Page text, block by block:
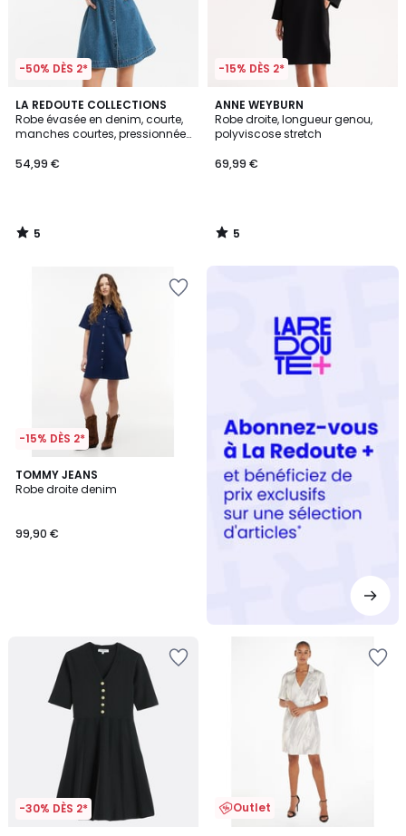
-50% DÈS 2*
LA REDOUTE COLLECTIONS
Robe évasée en denim, courte,
manches courtes, pressionnée
54,99 €
5
/
5
5
/
-15% DÈS 2*
ANNE WEYBURN
Robe droite, longueur genou,
polyviscose stretch
69,99 €
5
/
5
5
/
-15% DÈS 2*
TOMMY JEANS
Robe droite denim
99,90 €
-30% DÈS 2* Outlet